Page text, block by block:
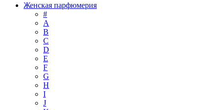
Женская парфюмерия
#
А
B
C
D
E
F
G
H
I
J